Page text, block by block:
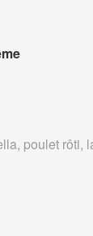
poulet rôti,